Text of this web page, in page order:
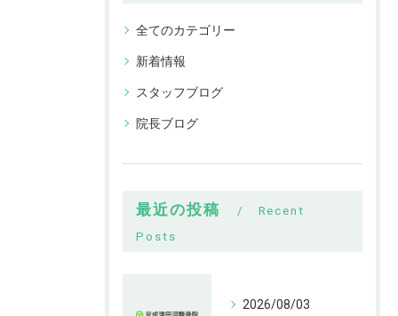
全てのカテゴリー
新着情報
スタッフブログ
院長ブログ
最近の投稿
Recent
Posts
2026/08/03